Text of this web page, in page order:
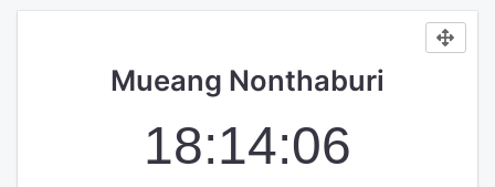
Mueang Nonthaburi
18:14:07